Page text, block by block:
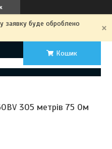
заявку буде оброблено
Кошик
305 метрів 75 Ом